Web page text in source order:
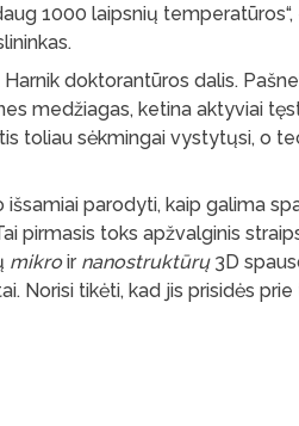
1000 laipsnių temperatūros“,
doktorantūros dalis.
medžiagas, ketina aktyviai
toliau sėkmingai vystytųsi, o
parodyti, kaip galima
pirmasis toks apžvalginis
mikroir nanostruktūrų3D
Norisi tikėti, kad jis prisidės